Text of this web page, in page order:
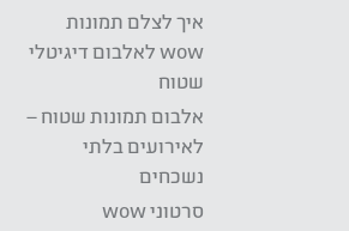
איך לצלם תמונות
wow לאלבום דיגיטלי
שטוח
אלבום תמונות שטוח –
לאירועים בלתי
נשכחים
סרטוני wow